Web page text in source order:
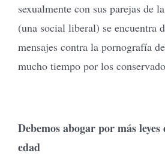
sexualmente con sus parejas de
(una social liberal) se encuentra
mensajes contra la pornografía
mucho tiempo por los
Debemos abogar por más
edad